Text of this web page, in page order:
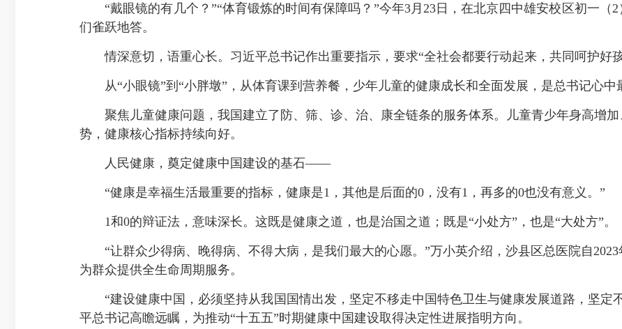
“戴眼镜的有几个？”“体育锻炼的时间有保障吗？”今年3月23日，在北京四中雄安校区初一（
们雀跃地答。
情深意切，语重心长。习近平总书记作出重要指示，要求“全社会都要行动起来，共同呵护好孩
从“小眼镜”到“小胖墩”，从体育课到营养餐，少年儿童的健康成长和全面发展，是总书记心中
聚焦儿童健康问题，我国建立了防、筛、诊、治、康全链条的服务体系。儿童青少年身高增加
势，健康核心指标持续向好。
人民健康，奠定健康中国建设的基石——
“健康是幸福生活最重要的指标，健康是1，其他是后面的0，没有1，再多的0也没有意义。”
1和0的辩证法，意味深长。这既是健康之道，也是治国之道；既是“小处方”，也是“大处方”。
“让群众少得病、晚得病、不得大病，是我们最大的心愿。”万小英介绍，沙县区总医院自2023
为群众提供全生命周期服务。
“建设健康中国，必须坚持从我国国情出发，坚定不移走中国特色卫生与健康发展道路，坚定
平总书记高瞻远瞩，为推动“十五五”时期健康中国建设取得决定性进展指明方向。